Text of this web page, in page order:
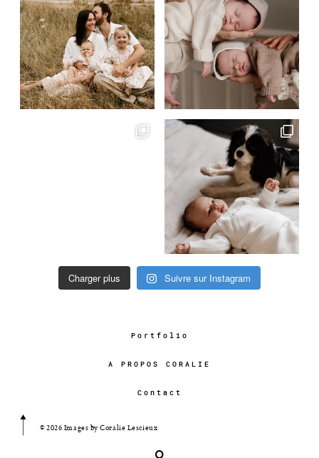
Charger plus Suivre sur Instagram
Portfolio
A PROPOS CORALIE
Contact
© 2026 Images by Coralie Lescieux